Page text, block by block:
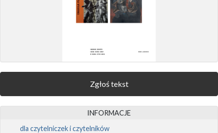
Zgłoś tekst
INFORMACJE
dla czytelniczek i czytelników